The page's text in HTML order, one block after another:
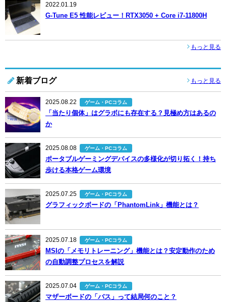
2022.01.19
G-Tune E5 性能レビュー！RTX3050 + Core i7-11800H
もっと見る
新着ブログ もっと見る
2025.08.22 ゲーム・PCコラム
「当たり個体」はグラボにも存在する？見極め方はあるの
か
2025.08.08 ゲーム・PCコラム
ポータブルゲーミングデバイスの多様化が切り拓く！持ち
歩ける本格ゲーム環境
2025.07.25 ゲーム・PCコラム
グラフィックボードの「PhantomLink」機能とは？
2025.07.18 ゲーム・PCコラム
MSIの「メモリトレーニング」機能とは？安定動作のため
の自動調整プロセスを解説
2025.07.04 ゲーム・PCコラム
マザーボードの「バス」って結局何のこと？